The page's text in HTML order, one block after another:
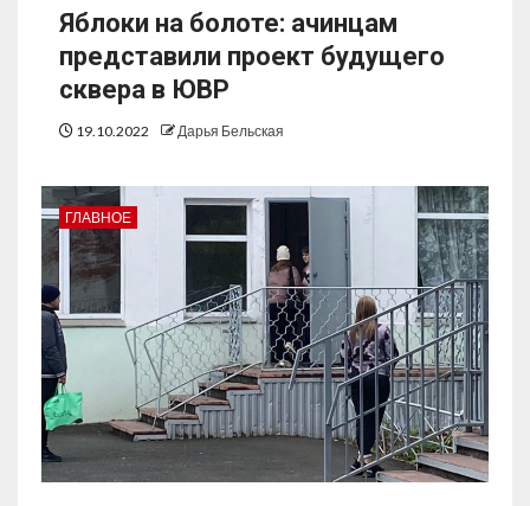
Яблоки на болоте: ачинцам
представили проект будущего
сквера в ЮВР
19.10.2022 Дарья Бельская
ГЛАВНОЕ